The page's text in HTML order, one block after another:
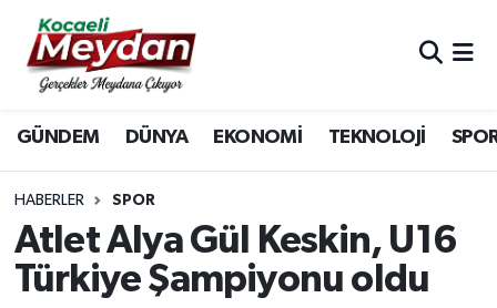
GÜNDEM DÜNYA EKONOMİ TEKNOLOJİ
HABERLER SPOR
Atlet Alya Gül Keskin, U16
Türkiye Şampiyonu oldu
Nöbetçi Eczaneler
Hava Durumu
Trafik Durumu
Süper Lig Puan Durumu ve Fikstür